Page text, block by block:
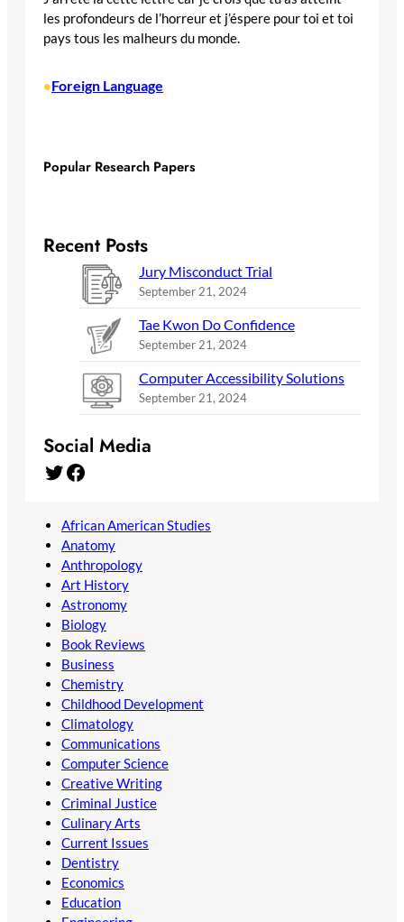
les profondeurs de l’horreur et j’éspere pour toi et toi
pays tous les malheurs du monde.
•Foreign Language
Popular Research Papers
Recent Posts
Jury Misconduct Trial
September 21, 2024
Tae Kwon Do Confidence
September 21, 2024
Computer Accessibility Solutions
September 21, 2024
Social Media
Twitter Facebook
African American Studies
Anatomy
Anthropology
Art History
Astronomy
Biology
Book Reviews
Business
Chemistry
Childhood Development
Climatology
Communications
Computer Science
Creative Writing
Criminal Justice
Culinary Arts
Current Issues
Dentistry
Economics
Education